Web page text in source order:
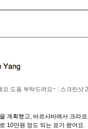
계획했고, 바르샤바에서 크라
10만원 정도 되는 표가 왔어요.